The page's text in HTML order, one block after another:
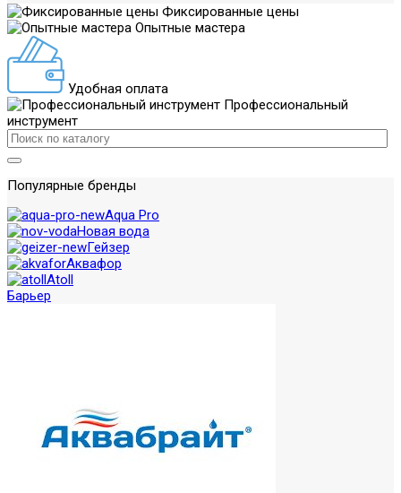
Фиксированные цены
Опытные мастера
Удобная оплата
Профессиональный
инструмент
Популярные бренды
Aqua Pro
Новая вода
Гейзер
Аквафор
Atoll
Барьер